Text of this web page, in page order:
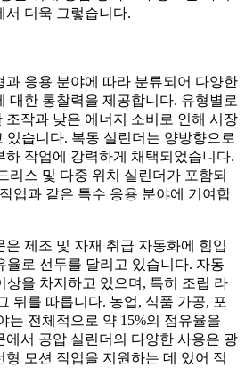
서 더욱 그렇습니다.
과 응용 분야에 따라 분류되어 다양한
대한 통찰력을 제공합니다. 유형별로
조작과 낮은 에너지 소비로 인해 시장
있습니다. 복동 실린더는 양방향으로
하 작업에 강력하게 채택되었습니다.
리스 및 다중 위치 실린더가 포함되
업과 같은 특수 응용 분야에 기여합
제조 및 자재 취급 자동화에 힘입
율로 선두를 달리고 있습니다. 자동
상을 차지하고 있으며, 특히 조립 라
뒤를 따릅니다. 농업, 식품 가공, 포
는 전체적으로 약 15%의 점유율을
에서 공압 실린더의 다양한 사용은 광
모션 작업을 지원하는 데 있어 적